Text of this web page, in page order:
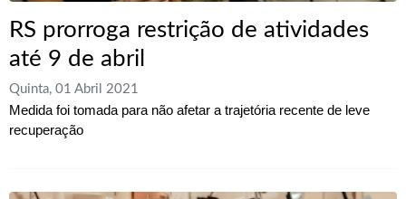
RS prorroga restrição de atividades
até 9 de abril
Quinta, 01 Abril 2021
Medida foi tomada para não afetar a trajetória recente de leve
recuperação